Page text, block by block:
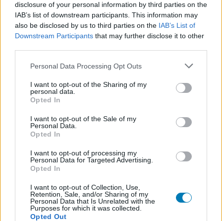
disclosure of your personal information by third parties on the
IAB’s list of downstream participants. This information may
also be disclosed by us to third parties on the IAB’s List of
Downstream Participants that may further disclose it to other
Please note that this website/app uses one or more Google
not limited to your visit or usage behaviour. You may click to
grant or deny consent to Google and its third-party tags to
use your data for below specified purposes in below Google
consent section.
Personal Data Processing Opt Outs
I want to opt-out of the Sharing of my
personal data.
Opted In
I want to opt-out of the Sale of my
Personal Data.
Opted In
I want to opt-out of processing my
Personal Data for Targeted Advertising.
Opted In
I want to opt-out of Collection, Use,
Retention, Sale, and/or Sharing of my
Personal Data that Is Unrelated with the
Purposes for which it was collected.
Opted Out
Kevin Feige olyan vérengzést akart a Végjátékban,
amin minden Marvel rajongó kiakadt volna
| 2022.08.06 16:50
Még szerencse, hogy a Russo testvérek a helyén kezelték a
radikális ötletet.